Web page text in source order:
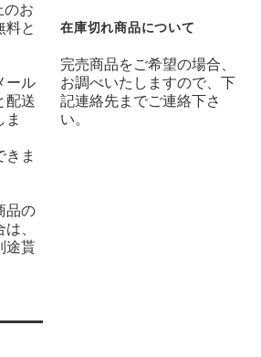
のお
料と
ール
配送
ま
ま
品の
、
途貰
在庫切れ商品について
完売商品をご希望の場合、
お調べいたしますので、下
記連絡先までご連絡下さ
い。